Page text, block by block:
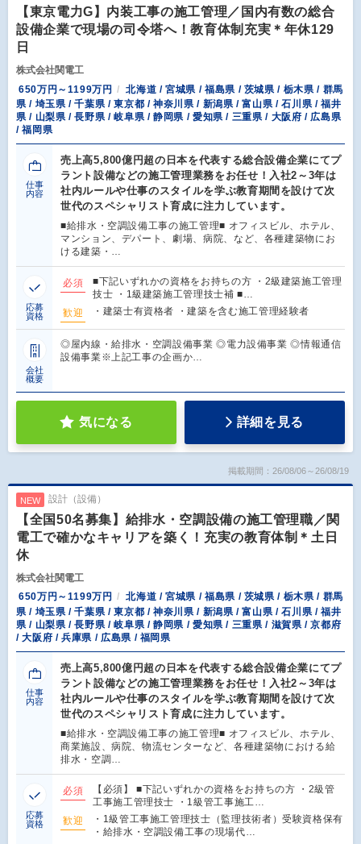
【東京電力G】内装工事の施工管理／国内有数の総合
設備企業で現場の司令塔へ！教育体制充実＊年休129
日
株式会社関電工
650万円～1199万円
北海道 / 宮城県 / 福島県 / 茨城県 / 栃木県 / 群馬
県 / 埼玉県 / 千葉県 / 東京都 / 神奈川県 / 新潟県 / 富山県 / 石川県 / 福井
県 / 山梨県 / 長野県 / 岐阜県 / 静岡県 / 愛知県 / 三重県 / 大阪府 / 広島県
/ 福岡県
仕事
内容
売上高5,800億円超の日本を代表する総合設備企業にてプ
ラント設備などの施工管理業務をお任せ！入社2～3年は
社内ルールや仕事のスタイルを学ぶ教育期間を設けて次
世代のスペシャリスト育成に注力しています。
■給排水・空調設備工事の施工管理■ オフィスビル、ホテル、
マンション、デパート、劇場、病院、など、各種建築物にお
ける建築・…
応募
資格
必須
■下記いずれかの資格をお持ちの方 ・2級建築施工管理
技士 ・1級建築施工管理技士補 ■…
歓迎
・建築士有資格者 ・建築を含む施工管理経験者
会社
概要
◎屋内線・給排水・空調設備事業 ◎電力設備事業 ◎情報通信
設備事業※上記工事の企画か…
気になる 詳細を見る
掲載期間：26/08/06～26/08/19
NEW 設計（設備）
【全国50名募集】給排水・空調設備の施工管理職／関
電工で確かなキャリアを築く！充実の教育体制＊土日
休
株式会社関電工
650万円～1199万円
北海道 / 宮城県 / 福島県 / 茨城県 / 栃木県 / 群馬
県 / 埼玉県 / 千葉県 / 東京都 / 神奈川県 / 新潟県 / 富山県 / 石川県 / 福井
県 / 山梨県 / 長野県 / 岐阜県 / 静岡県 / 愛知県 / 三重県 / 滋賀県 / 京都府
/ 大阪府 / 兵庫県 / 広島県 / 福岡県
仕事
内容
売上高5,800億円超の日本を代表する総合設備企業にてプ
ラント設備などの施工管理業務をお任せ！入社2～3年は
社内ルールや仕事のスタイルを学ぶ教育期間を設けて次
世代のスペシャリスト育成に注力しています。
■給排水・空調設備工事の施工管理■ オフィスビル、ホテル、
商業施設、病院、物流センターなど、各種建築物における給
排水・空調…
応募
資格
必須
【必須】 ■下記いずれかの資格をお持ちの方 ・2級管
工事施工管理技士 ・1級管工事施工…
歓迎
・1級管工事施工管理技士（監理技術者）受験資格保有
・給排水・空調設備工事の現場代…